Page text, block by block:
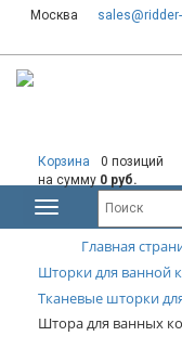
Москва
Корзина
0 позиций
на сумму 0 руб.
Главная
Шторки для ванной
Тканевые шторки
Штора для ванных